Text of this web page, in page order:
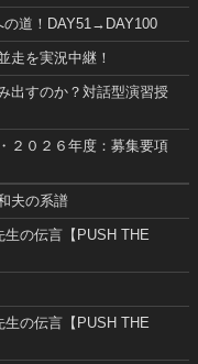
の道！DAY51→DAY100
走を実況中継！
出すのか？対話型演習授
２０２６年度：募集要項
夫の系譜
生の伝言【PUSH THE
生の伝言【PUSH THE